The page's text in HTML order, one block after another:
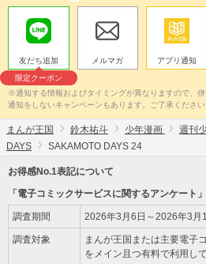
友だち追加
限定クーポン
メルマガ アプリ通知
※通知する情報およびタイミングが異なりますので、
通知をしないキャンペーンもあります。ご了承ください
まんが王国 鈴木祐斗 少年漫画 週刊
DAYS
SAKAMOTO DAYS 24
お得感No.1表記について
「電子コミックサービスに関するアンケート」
調査期間 2026年3月6日～2026年3月
調査対象
まんが王国または主要電子
をメイン且つ有料で利用し